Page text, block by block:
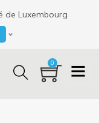
de Luxembourg
0